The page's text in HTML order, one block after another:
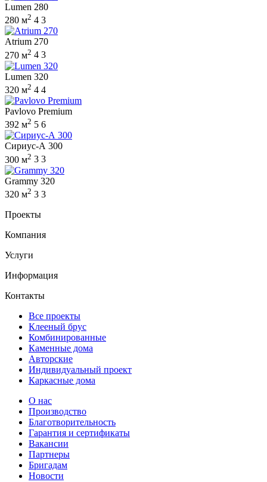
Lumen 280
280 м2 4 3
Atrium 270
270 м2 4 3
Lumen 320
320 м2 4 4
Pavlovo Premium
392 м2 5 6
Сириус-А 300
300 м2 3 3
Grammy 320
320 м2 3 3
Проекты
Компания
Услуги
Информация
Контакты
Все проекты
Клееный брус
Комбинированные
Каменные дома
Авторские
Индивидуальный проект
Каркасные дома
О нас
Производство
Благотворительность
Гарантия и сертификаты
Вакансии
Партнеры
Бригадам
Новости